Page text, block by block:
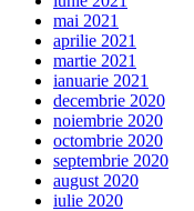
mai 2021
aprilie 2021
martie 2021
ianuarie 2021
decembrie 2020
noiembrie 2020
octombrie 2020
septembrie 2020
august 2020
iulie 2020